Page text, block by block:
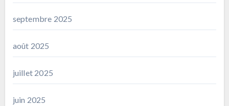
septembre 2025
août 2025
juillet 2025
juin 2025